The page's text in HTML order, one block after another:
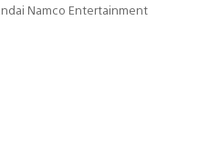
Namco Entertainment